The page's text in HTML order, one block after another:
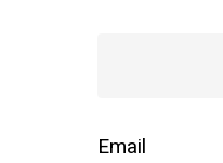
Email